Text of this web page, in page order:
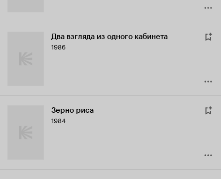
Два взгляда из одного кабинета
1986
Зерно риса
1984